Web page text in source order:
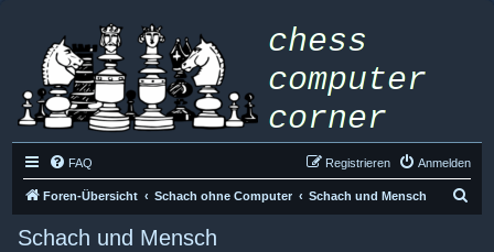
FAQ Anmelden
Registrieren
Foren-Übersicht Schach ohne Computer Schach und Mensch
Schach und Mensch